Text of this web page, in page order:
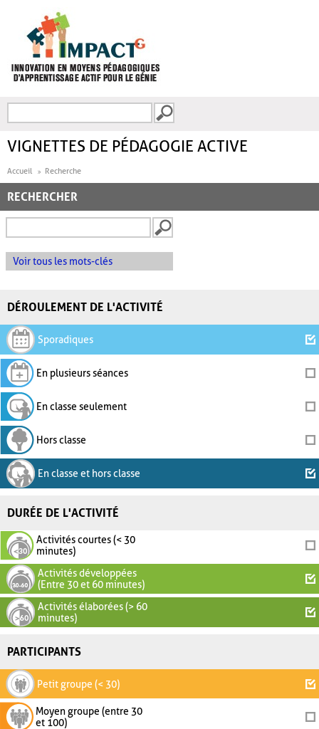
FORMULAIRE DE
VIGNETTES DE PÉDAGOGIE ACTIVE
Accueil Recherche
RECHERCHER
Voir tous les mots-clés
DÉROULEMENT DE L'ACTIVITÉ
Sporadiques
En plusieurs séances
En classe seulement
Hors classe
En classe et hors classe
DURÉE DE L'ACTIVITÉ
Activités courtes (< 30
minutes)
Activités développées
(Entre 30 et 60 minutes)
Activités élaborées (> 60
minutes)
PARTICIPANTS
Petit groupe (< 30)
Moyen groupe (entre 30
et 100)